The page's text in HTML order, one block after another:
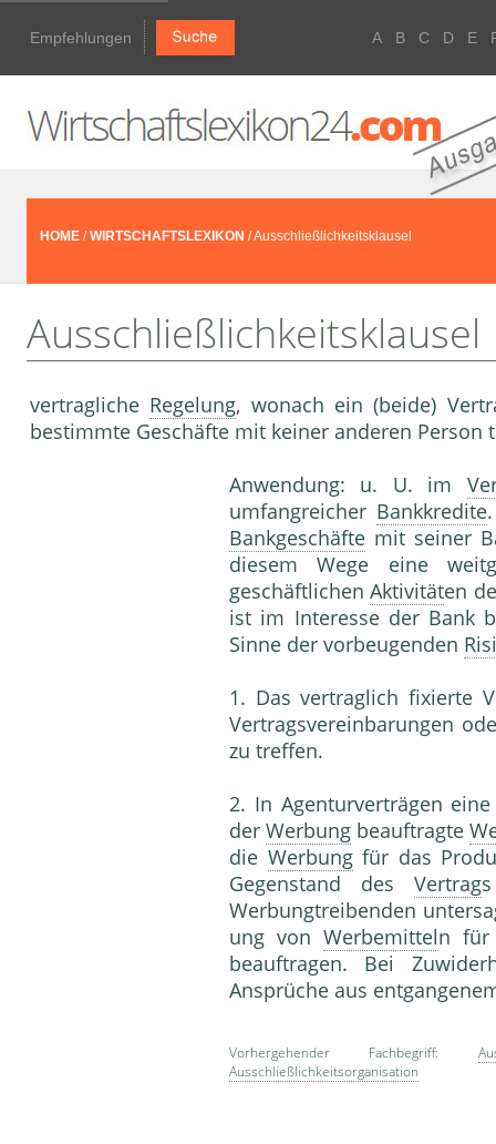
Empfehlungen A B C D E
HOME /WIRTSCHAFTSLEXIKON / Ausschließlichkeitsklausel
Ausschließlichkeitsklausel
vertragliche Regelung, wonach ein (beide)
bestimmte Geschäfte mit keiner anderen Person
Anwendung: u. U. im
umfangreicher Bankkredite
Bankgeschäfte mit seiner
diesem Wege eine
geschäftlichenAktivitäten
ist im Interesse der Bank
Sinne der vorbeugenden
1. Das vertraglich fixierte
Vertragsvereinbarungen
zu treffen.
2. In Agenturverträgen
der Werbung beauftragte
die Werbungfür das
Gegenstand des Vertrag
Werbungtreibenden
ung von Werbemitteln für
beauftragen. Bei
Ansprüche aus
Vorhergehender Fachbegriff:
Ausschließlichkeitsorganisation